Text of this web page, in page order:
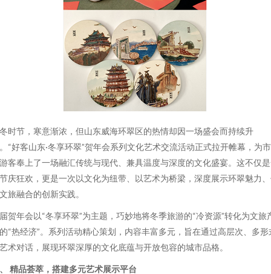
时节，寒意渐浓，但山东威海环翠区的热情却因一场盛会而持续升
“好客山东·冬享环翠”贺年会系列文化艺术交流活动正式拉开帷幕，为
客奉上了一场融汇传统与现代、兼具温度与深度的文化盛宴。这不仅
庆狂欢，更是一次以文化为纽带、以艺术为桥梁，深度展示环翠魅力
旅融合的创新实践。
贺年会以“冬享环翠”为主题，巧妙地将冬季旅游的“冷资源”转化为文旅
“热经济”。系列活动精心策划，内容丰富多元，旨在通过高层次、多形
术对话，展现环翠深厚的文化底蕴与开放包容的城市品格。
精品荟萃，搭建多元艺术展示平台